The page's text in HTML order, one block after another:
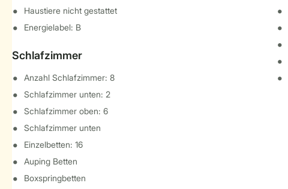
Haustiere nicht gestattet
Energielabel: B
Schlafzimmer
Anzahl Schlafzimmer: 8
Schlafzimmer unten: 2
Schlafzimmer oben: 6
Schlafzimmer unten
Einzelbetten: 16
Auping Betten
Boxspringbetten